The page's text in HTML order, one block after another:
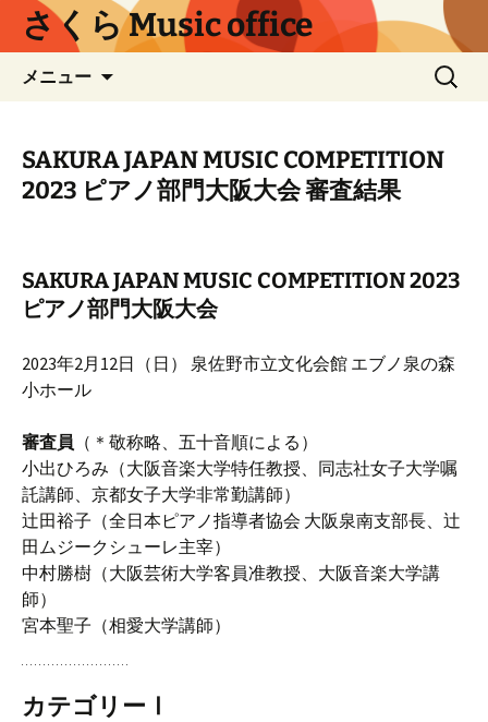
さくら Music office
メニュー
検
索:
SAKURA JAPAN MUSIC COMPETITION
2023 ピアノ部門大阪大会 審査結果
SAKURA JAPAN MUSIC COMPETITION 2023
ピアノ部門大阪大会
2023年2月12日（日） 泉佐野市立文化会館 エブノ泉の森
小ホール
審査員 （＊敬称略、五十音順による）
小出ひろみ（大阪音楽大学特任教授、同志社女子大学嘱
託講師、京都女子大学非常勤講師）
辻田裕子（全日本ピアノ指導者協会 大阪泉南支部長、辻
田ムジークシューレ主宰）
中村勝樹（大阪芸術大学客員准教授、大阪音楽大学講
師）
宮本聖子（相愛大学講師）
カテゴリーⅠ